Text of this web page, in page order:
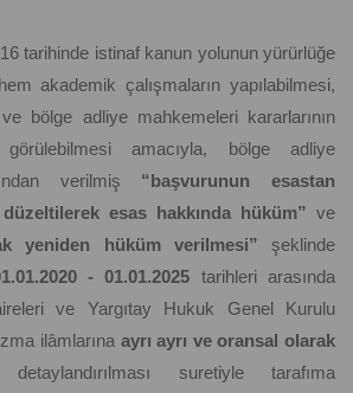
tarihinde istinaf kanun yolunun yürürlüğe
akademik çalışmaların yapılabilmesi,
bölge adliye mahkemeleri kararlarının
görülebilmesi amacıyla, bölge adliye
verilmiş “başvurunun esastan
düzeltilerek esas hakkında hüküm” ve
yeniden hüküm verilmesi” şeklinde
- 01.01.2025 tarihleri arasında
ve Yargıtay Hukuk Genel Kurulu
ilâmlarına ayrı ayrı ve oransal olarak
detaylandırılması suretiyle tarafıma